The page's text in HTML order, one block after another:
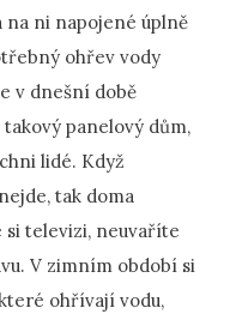
na ni napojené úplně
ohřev vody
v dnešní době
panelový dům,
lidé. Když
tak doma
si televizi, neuvaříte
V zimním období si
ohřívají vodu,